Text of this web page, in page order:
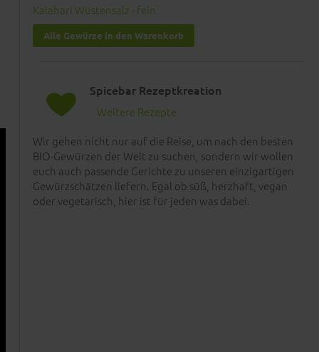
Kalahari Wüstensalz - fein
Alle Gewürze in den Warenkorb
Spicebar Rezeptkreation
Weitere Rezepte
Wir gehen nicht nur auf die Reise, um nach den besten
BIO-Gewürzen der Welt zu suchen, sondern wir wollen
euch auch passende Gerichte zu unseren einzigartigen
Gewürzschätzen liefern. Egal ob süß, herzhaft, vegan
oder vegetarisch, hier ist für jeden was dabei.